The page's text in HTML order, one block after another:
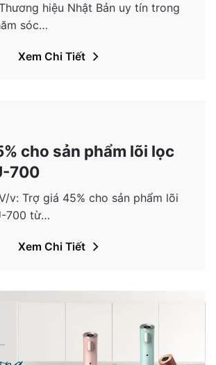
hiệu Nhật Bản uy tín trong
sóc…
Xem Chi Tiết
cho sản phẩm lõi lọc
700
v: Trợ giá 45% cho sản phẩm lõi
700 từ…
Xem Chi Tiết